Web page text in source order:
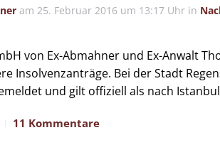
am 25. Februar 2016 um 13:17 Uhr in
von Ex-Abmahner und Ex-Anwalt
Insolvenzanträge. Bei der Stadt
und gilt offiziell als nach
11 Kommentare